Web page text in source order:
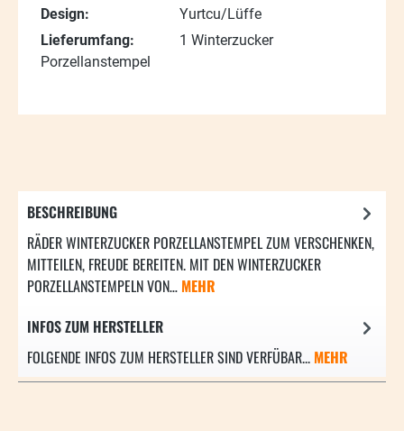
Design:
Yurtcu/Lüffe
Lieferumfang:
1 Winterzucker
Porzellanstempel
BESCHREIBUNG
RÄDER WINTERZUCKER PORZELLANSTEMPEL ZUM VERSCHENKEN,
MITTEILEN, FREUDE BEREITEN. MIT DEN WINTERZUCKER
PORZELLANSTEMPELN VON… MEHR
INFOS ZUM HERSTELLER
FOLGENDE INFOS ZUM HERSTELLER SIND VERFÜBAR... MEHR